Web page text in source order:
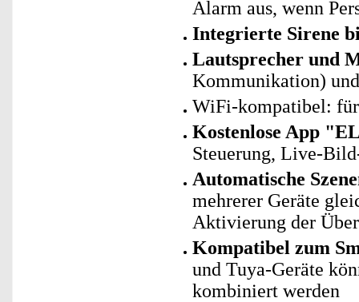
Alarm aus, wenn
Integrierte Sirene
Lautsprecher und
Kommunikation)
WiFi-kompatibel:
Kostenlose App
Steuerung, Live-
Automatische
mehrerer Geräte
Aktivierung der
Kompatibel zum
und Tuya-Geräte
kombiniert werden